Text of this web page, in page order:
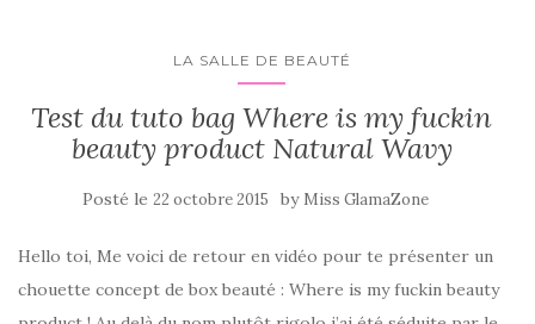
LA SALLE DE BEAUTÉ
Test du tuto bag Where is my fuckin
beauty product Natural Wavy
Posté le 22 octobre 2015 by Miss GlamaZone
Hello toi, Me voici de retour en vidéo pour te présenter un
chouette concept de box beauté : Where is my fuckin beauty